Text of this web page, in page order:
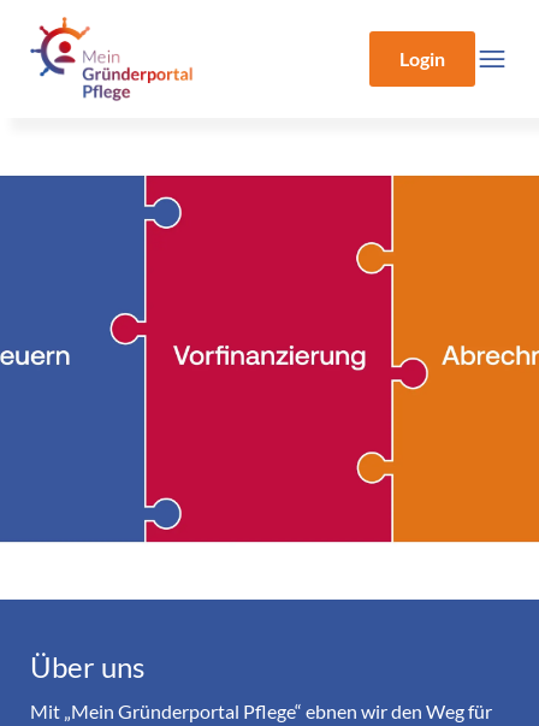
Login
Über uns
Mit „Mein Gründerportal Pflege“ ebnen wir den Weg für